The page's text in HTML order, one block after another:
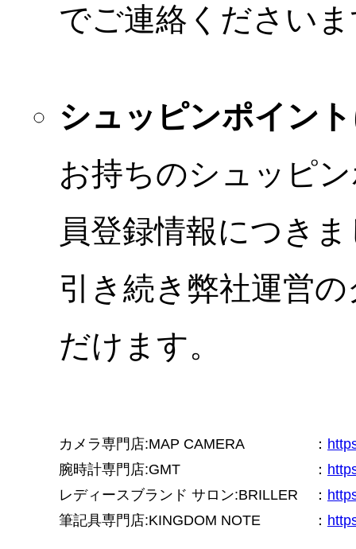
でご連絡ください
シュッピンポイン
お持ちのシュッピ
員登録情報につき
引き続き弊社運営
だけます。
カメラ専門店:MAP CAMERA ：
腕時計専門店:GMT
：
レディースブランド サロン:BRILLER
：
筆記具専門店:KINGDOM NOTE
：